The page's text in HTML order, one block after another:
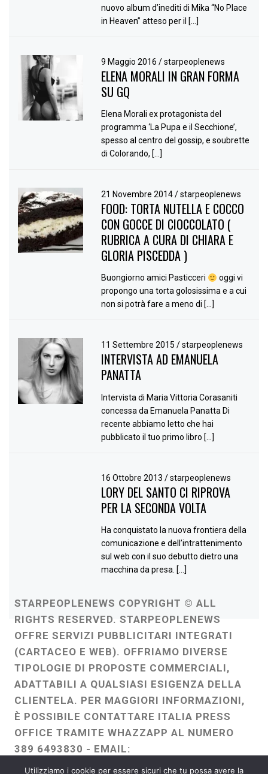
nuovo album d’inediti di Mika “No Place
in Heaven” atteso per il […]
9 Maggio 2016/ starpeoplenews
ELENA MORALI IN GRAN FORMA
SU GQ
Elena Morali ex protagonista del
programma ‘La Pupa e il Secchione’,
spesso al centro del gossip, e soubrette
di Colorando, […]
21 Novembre 2014/ starpeoplenews
FOOD: TORTA NUTELLA E COCCO
CON GOCCE DI CIOCCOLATO (
RUBRICA A CURA DI CHIARA E
GLORIA PISCEDDA )
Buongiorno amici Pasticceri
oggi vi
propongo una torta golosissima e a cui
non si potrà fare a meno di […]
11 Settembre 2015/ starpeoplenews
INTERVISTA AD EMANUELA
PANATTA
Intervista di Maria Vittoria Corasaniti
concessa da Emanuela Panatta Di
recente abbiamo letto che hai
pubblicato il tuo primo libro […]
16 Ottobre 2013/ starpeoplenews
LORY DEL SANTO CI RIPROVA
PER LA SECONDA VOLTA
Ha conquistato la nuova frontiera della
comunicazione e dell’intrattenimento
sul web con il suo debutto dietro una
macchina da presa. […]
STARPEOPLENEWS COPYRIGHT © ALL
RIGHTS RESERVED. STARPEOPLENEWS
OFFRE SERVIZI PUBBLICITARI INTEGRATI
(CARTACEO E WEB). OFFRIAMO DIVERSE
TIPOLOGIE DI PROPOSTE COMMERCIALI,
ADATTABILI A QUALSIASI ESIGENZA DELLA
CLIENTELA. PER MAGGIORI INFORMAZIONI,
È POSSIBILE CONTATTARE ITALIA PRESS
OFFICE TRAMITE WHAZZAPP AL NUMERO
389 6493830 - EMAIL:
ITALIAPRESSOFFICE@GMAIL.COM
Utilizziamo i cookie per essere sicuri che tu possa avere la